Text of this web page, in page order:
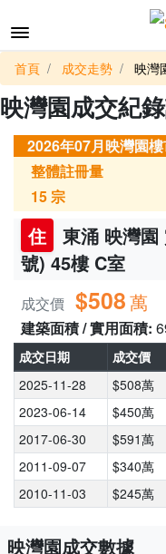
首頁 成交走勢 映灣
映灣園成交紀
2026年07月映灣園
整體註冊量
15宗
住
東涌 映灣園
號) 45樓 C室
成交價 $508萬
建築面積 / 實用面積:
成交日期 成交價
2025-11-28
$508萬
2023-06-14
$450萬
2017-06-30
$591萬
2011-09-07
$340萬
2010-11-03
$245萬
映灣園成交數據